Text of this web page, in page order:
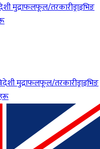
मुद्राफलफूल/तरकारीड्राइभिङ
मुद्राफलफूल/तरकारीड्राइभिङ